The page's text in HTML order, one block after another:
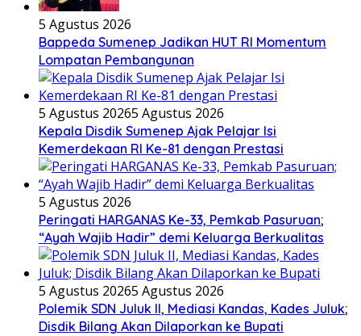
5 Agustus 2026
Bappeda Sumenep Jadikan HUT RI Momentum
Lompatan Pembangunan
5 Agustus 20265 Agustus 2026
Kepala Disdik Sumenep Ajak Pelajar Isi
Kemerdekaan RI Ke-81 dengan Prestasi
5 Agustus 2026
Peringati HARGANAS Ke-33, Pemkab Pasuruan;
“Ayah Wajib Hadir” demi Keluarga Berkualitas
5 Agustus 20265 Agustus 2026
Polemik SDN Juluk II, Mediasi Kandas, Kades Juluk;
Disdik Bilang Akan Dilaporkan ke Bupati